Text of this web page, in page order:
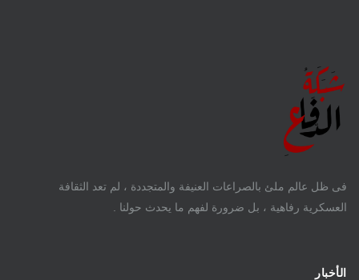
فى ظل عالم ملئ بالصراعات العنيفة والمتجددة ، لم تعد الثقافة
العسكرية رفاهية ، بل ضرورة لفهم ما يحدث حولنا .
الأخبار